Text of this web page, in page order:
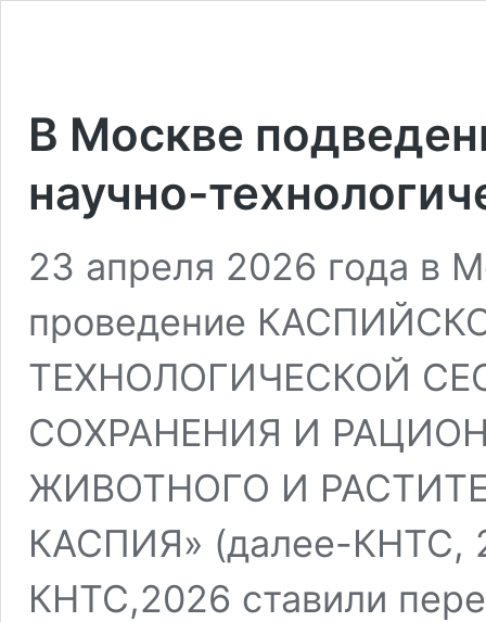
В Москве
научно-
23 апреля 2026 года в
проведение
ТЕХНОЛОГИЧЕСКОЙ
СОХРАНЕНИЯ И
ЖИВОТНОГО И
КАСПИЯ» (далее-КНТС,
КНТС,2026 ставили